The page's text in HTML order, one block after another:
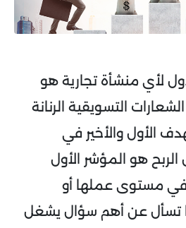
لأي منشأة تجارية هو
التسويقية الرنانة
الأول والأخير في
الربح هو المؤشر الأول
في مستوى عملها أو
تسأل عن أهم سؤال يشغل